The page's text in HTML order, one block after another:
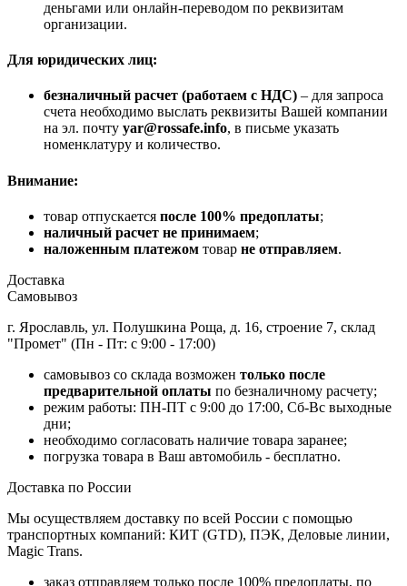
деньгами или онлайн-переводом по реквизитам
организации.
Для юридических лиц:
безналичный расчет (работаем с НДС) – для запроса
счета необходимо выслать реквизиты Вашей компании
на эл. почту yar@rossafe.info, в письме указать
номенклатуру и количество.
Внимание:
товар отпускается после 100% предоплаты;
наличный расчет не принимаем;
наложенным платежом товар не отправляем.
Доставка
Самовывоз
г. Ярославль, ул. Полушкина Роща, д. 16, строение 7, склад
"Промет" (Пн - Пт: с 9:00 - 17:00)
самовывоз со склада возможен только после
предварительной оплаты по безналичному расчету;
режим работы: ПН-ПТ с 9:00 до 17:00, Сб-Вс выходные
дни;
необходимо согласовать наличие товара заранее;
погрузка товара в Ваш автомобиль - бесплатно.
Доставка по России
Мы осуществляем доставку по всей России с помощью
транспортных компаний: КИТ (GTD), ПЭК, Деловые линии,
Magic Trans.
заказ отправляем только после 100% предоплаты, по